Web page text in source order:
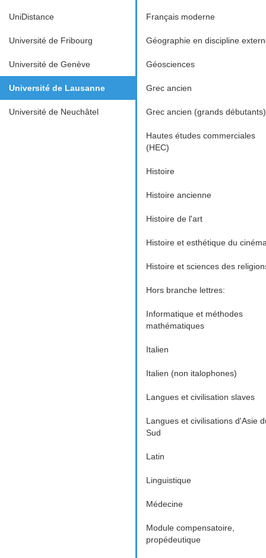
UniDistance
Université de Fribourg
Université de Genève
Université de Lausanne
Université de Neuchâtel
Français moderne
Géographie en discipline
Géosciences
Grec ancien
Grec ancien (grands débutants)
Hautes études commerciales
(HEC)
Histoire
Histoire ancienne
Histoire de l'art
Histoire et esthétique du
Histoire et sciences des
Hors branche lettres:
Informatique et méthodes
mathématiques
Italien
Italien (non italophones)
Langues et civilisation slaves
Langues et civilisations d'Asie
Sud
Latin
Linguistique
Médecine
Module compensatoire,
propédeutique